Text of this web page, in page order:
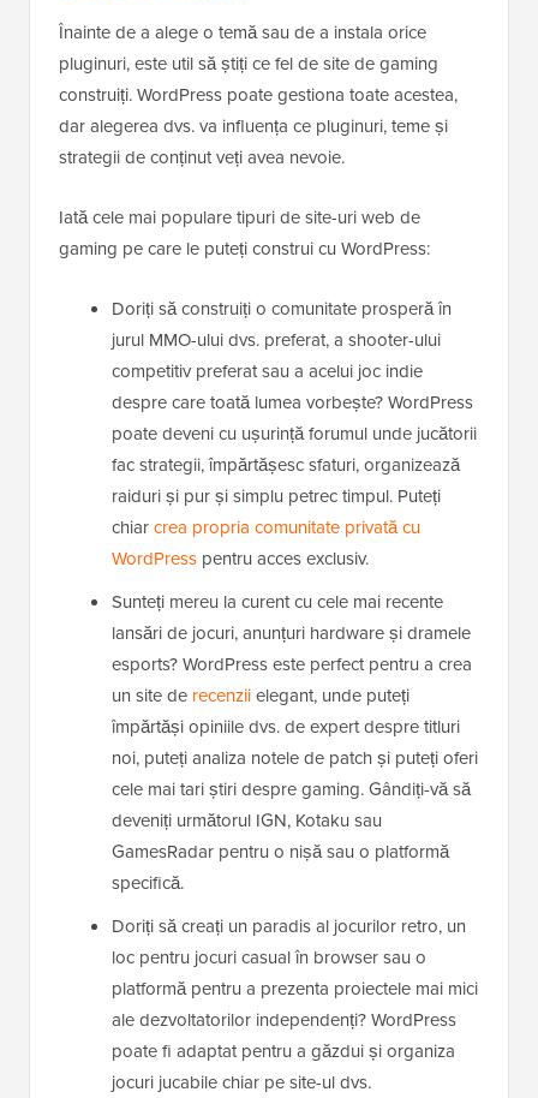
Înainte de a alege o temă sau de a instala orice
pluginuri, este util să știți ce fel de site de gaming
construiți. WordPress poate gestiona toate acestea,
dar alegerea dvs. va influența ce pluginuri, teme și
strategii de conținut veți avea nevoie.
Iată cele mai populare tipuri de site-uri web de
gaming pe care le puteți construi cu WordPress:
Doriți să construiți o comunitate prosperă în
jurul MMO-ului dvs. preferat, a shooter-ului
competitiv preferat sau a acelui joc indie
despre care toată lumea vorbește? WordPress
poate deveni cu ușurință forumul unde jucătorii
fac strategii, împărtășesc sfaturi, organizează
raiduri și pur și simplu petrec timpul. Puteți
chiarcrea propria comunitate privată cu
WordPress pentru acces exclusiv.
Sunteți mereu la curent cu cele mai recente
lansări de jocuri, anunțuri hardware și dramele
esports? WordPress este perfect pentru a crea
un site de recenziielegant, unde puteți
împărtăși opiniile dvs. de expert despre titluri
noi, puteți analiza notele de patch și puteți oferi
cele mai tari știri despre gaming. Gândiți-vă să
deveniți următorul IGN, Kotaku sau
GamesRadar pentru o nișă sau o platformă
specifică.
Doriți să creați un paradis al jocurilor retro, un
loc pentru jocuri casual în browser sau o
platformă pentru a prezenta proiectele mai mici
ale dezvoltatorilor independenți? WordPress
poate fi adaptat pentru a găzdui și organiza
jocuri jucabile chiar pe site-ul dvs.